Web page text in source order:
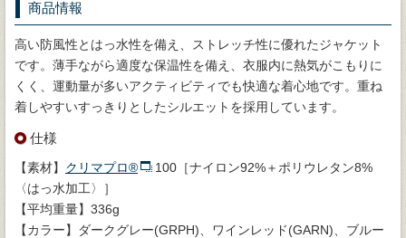
商品情報
高い防風性とはっ水性を備え、ストレッチ性に優れたジャケット
です。薄手ながら適度な保温性を備え、衣服内に熱気がこもりに
くく、運動量が多いアクティビティでも快適な着心地です。重ね
着しやすいすっきりとしたシルエットを採用しています。
仕様
【素材】 クリマプロ®
100［ナイロン92%＋ポリウレタン8%
〈はっ水加工〉］
【平均重量】336g
【カラー】ダークグレー(GRPH)、ワインレッド(GARN)、ブルー